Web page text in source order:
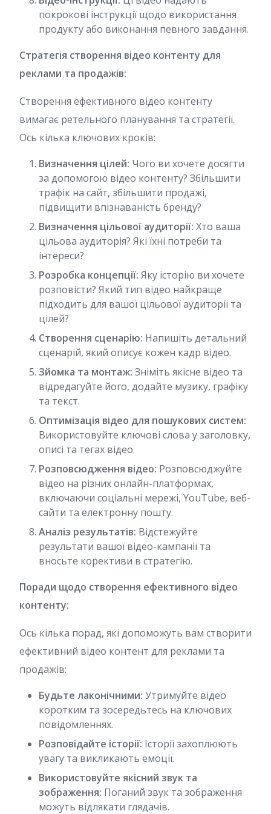
покрокові інструкції щодо використання
продукту або виконання певного завдання.
Стратегія створення відео контенту для
реклами та продажів:
Створення ефективного відео контенту
вимагає ретельного планування та стратегії.
Ось кілька ключових кроків:
Визначення цілей: Чого ви хочете досягти
за допомогою відео контенту? Збільшити
трафік на сайт, збільшити продажі,
підвищити впізнаваність бренду?
Визначення цільової аудиторії: Хто ваша
цільова аудиторія? Які їхні потреби та
інтереси?
Розробка концепції: Яку історію ви хочете
розповісти? Який тип відео найкраще
підходить для вашої цільової аудиторії та
цілей?
Створення сценарію: Напишіть детальний
сценарій, який описує кожен кадр відео.
Зйомка та монтаж: Зніміть якісне відео та
відредагуйте його, додайте музику, графіку
та текст.
Оптимізація відео для пошукових систем:
Використовуйте ключові слова у заголовку,
описі та тегах відео.
Розповсюдження відео: Розповсюджуйте
відео на різних онлайн-платформах,
включаючи соціальні мережі, YouTube, веб-
сайти та електронну пошту.
Аналіз результатів: Відстежуйте
результати вашої відео-кампанії та
вносьте корективи в стратегію.
Поради щодо створення ефективного відео
контенту:
Ось кілька порад, які допоможуть вам створити
ефективний відео контент для реклами та
продажів:
Будьте лаконічними: Утримуйте відео
коротким та зосередьтесь на ключових
повідомленнях.
Розповідайте історії: Історії захоплюють
увагу та викликають емоції.
Використовуйте якісний звук та
зображення: Поганий звук та зображення
можуть відлякати глядачів.